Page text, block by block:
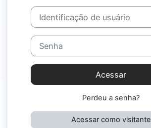
Identificação de usuário
Senha
Acessar
Perdeu a senha?
Acessar como visitante